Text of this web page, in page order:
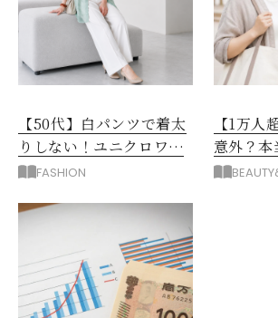
【50代】白パンツで着太
りしない！ユニクロワイ
ドパンツ夏の着回しテク
FASHION
【1万人
意外？
運動とス